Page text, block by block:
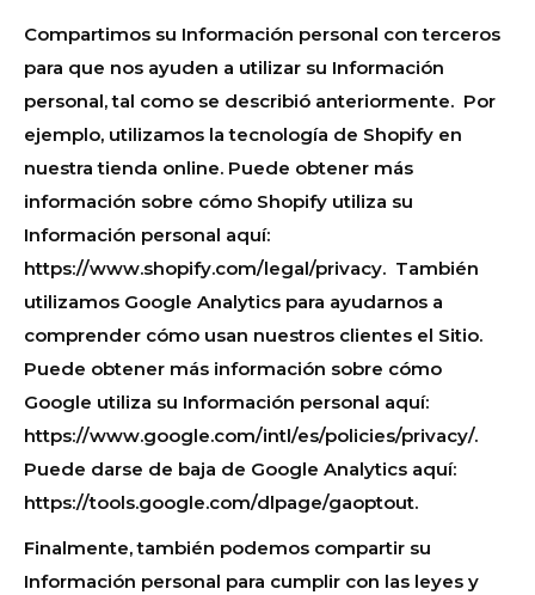
Compartimos su Información personal con terceros
para que nos ayuden a utilizar su Información
personal, tal como se describió anteriormente. Por
ejemplo, utilizamos la tecnología de Shopify en
nuestra tienda online. Puede obtener más
información sobre cómo Shopify utiliza su
Información personal aquí:
https://www.shopify.com/legal/privacy. También
utilizamos Google Analytics para ayudarnos a
comprender cómo usan nuestros clientes el Sitio.
Puede obtener más información sobre cómo
Google utiliza su Información personal aquí:
https://www.google.com/intl/es/policies/privacy/.
Puede darse de baja de Google Analytics aquí:
https://tools.google.com/dlpage/gaoptout.
Finalmente, también podemos compartir su
Información personal para cumplir con las leyes y